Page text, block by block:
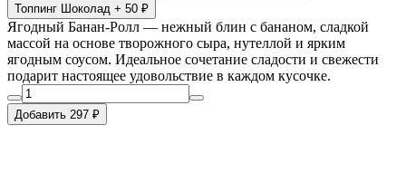
Топпинг Шоколад + 50 ₽
Ягодный Банан-Ролл — нежный блин с бананом, сладкой
массой на основе творожного сыра, нутеллой и ярким
ягодным соусом. Идеальное сочетание сладости и свежести
подарит настоящее удовольствие в каждом кусочке.
Добавить 297 ₽